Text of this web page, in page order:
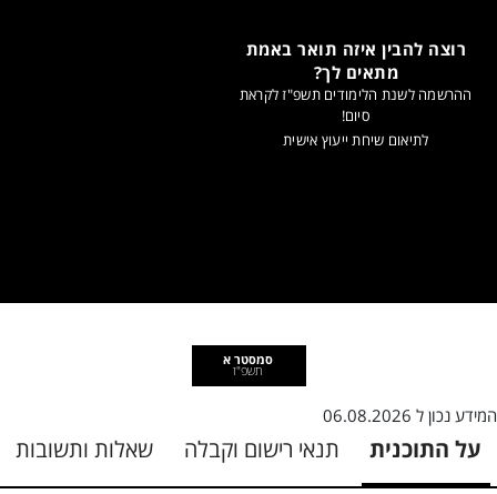
רוצה להבין איזה תואר באמת
מתאים לך?
ההרשמה לשנת הלימודים תשפ"ז לקראת
סיום!
לתיאום שיחת ייעוץ אישית
סמסטר א
תשפ"ז
המידע נכון ל 06.08.2026
על התוכנית תנאי רישום וקבלה שאלות ותשובות